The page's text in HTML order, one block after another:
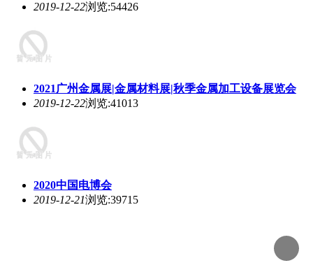
2019-12-22浏览:54426
2021广州金属展|金属材料展|秋季金属加工设备展览会
2019-12-22浏览:41013
2020中国电博会
2019-12-21浏览:39715